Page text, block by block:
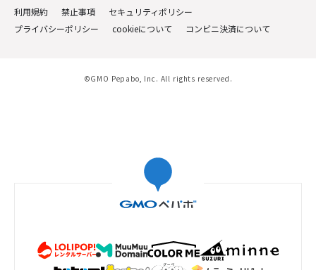
利用規約 禁止事項
セキュリティポリシー
プライバシーポリシー
cookieについて コンビニ決済について
©GMO Pepabo, Inc. All rights reserved.